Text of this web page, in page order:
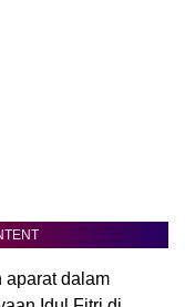
aparat dalam